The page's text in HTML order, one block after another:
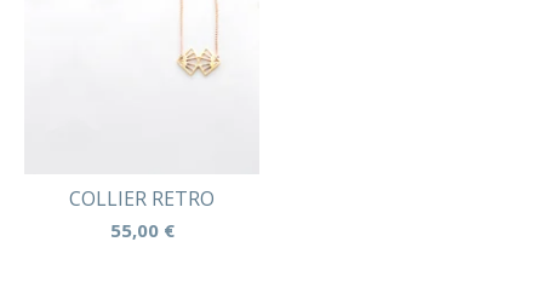
COLLIER RETRO
55,00 €